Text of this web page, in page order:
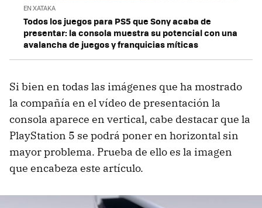
EN XATAKA
Todos los juegos para PS5 que Sony acaba de
presentar: la consola muestra su potencial con una
avalancha de juegos y franquicias míticas
Si bien en todas las imágenes que ha mostrado
la compañía en el vídeo de presentación la
consola aparece en vertical, cabe destacar que la
PlayStation 5 se podrá poner en horizontal sin
mayor problema. Prueba de ello es la imagen
que encabeza este artículo.